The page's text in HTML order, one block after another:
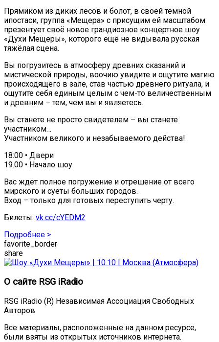
Прямиком из диких лесов и болот, в своей тёмной
ипостаси, группа «Мещера» с присущим ей масштабом
презентует своё новое грандиозное концертное шоу
«Духи Мещеры», которого ещё не видывала русская
тяжёлая сцена.
Вы погрузитесь в атмосферу древних сказаний и
мистической природы, воочию увидите и ощутите магию
происходящего в зале, став частью древнего ритуала, и
ощутите себя единым целым с чем-то величественным
и древним – тем, чем вы и являетесь.
Вы станете не просто свидетелем – вы станете
участником…
Участником великого и незабываемого действа!
18:00 • Двери
19.00 • Начало шоу
Вас ждёт полное погружение и отрешение от всего
мирского и суеты больших городов.
Вход – только для готовых переступить черту.
Билеты: vk.cc/cYEDM2
Подробнее >
favorite_border
share
О сайте RSG iRadio
RSG iRadio (R) Независимая Ассоциация Свободных
Авторов
Все материалы, расположенные на данном ресурсе,
были взяты из открытых источников интернета.